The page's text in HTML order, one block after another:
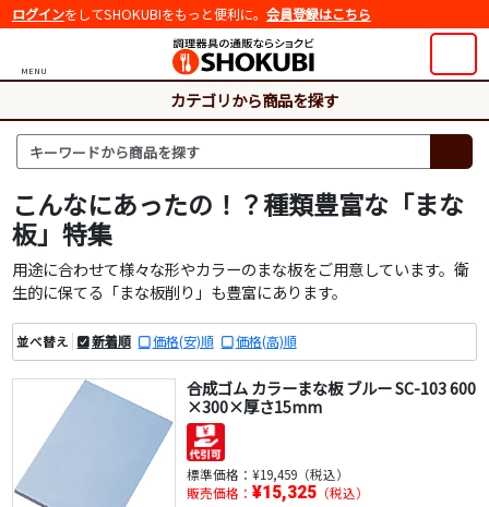
ログインをしてSHOKUBIをもっと便利に。 会員登録はこちら
MENU
カテゴリから商品を探す
こんなにあったの！？種類豊富な「まな
板」特集
用途に合わせて様々な形やカラーのまな板をご用意しています。衛
生的に保てる「まな板削り」も豊富にあります。
並べ替え 新着順 価格(安)順 価格(高)順
合成ゴム カラーまな板 ブルー SC-103 600
×300×厚さ15mm
標準価格： ¥19,459（税込）
販売価格： ¥15,325（税込）